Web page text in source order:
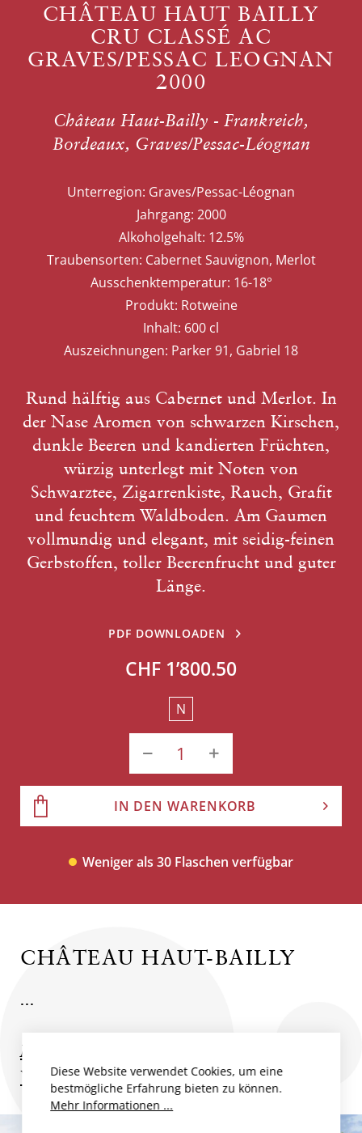
CHÂTEAU HAUT BAILLY
CRU CLASSÉ AC
GRAVES/PESSAC LEOGNAN
2000
Château Haut-Bailly - Frankreich,
Bordeaux, Graves/Pessac-Léognan
Unterregion: Graves/Pessac-Léognan
Jahrgang: 2000
Alkoholgehalt: 12.5%
Traubensorten: Cabernet Sauvignon, Merlot
Ausschenktemperatur: 16-18°
Produkt: Rotweine
Inhalt: 600 cl
Auszeichnungen: Parker 91, Gabriel 18
Rund hälftig aus Cabernet und Merlot. In
der Nase Aromen von schwarzen Kirschen,
dunkle Beeren und kandierten Früchten,
würzig unterlegt mit Noten von
Schwarztee, Zigarrenkiste, Rauch, Grafit
und feuchtem Waldboden. Am Gaumen
vollmundig und elegant, mit seidig-feinen
Gerbstoffen, toller Beerenfrucht und guter
Länge.
PDF DOWNLOADEN
CHF 1’800.50
N
IN DEN WARENKORB
Weniger als 30 Flaschen verfügbar
CHÂTEAU HAUT-BAILLY
...
Mehr zum Produzent
Weitere Weine des Produzenten
Diese Website verwendet Cookies, um eine
bestmögliche Erfahrung bieten zu können.
Mehr Informationen ...